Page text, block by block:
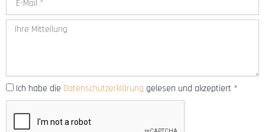
Ich habe die Datenschutzerklärung gelesen und akzeptiert *